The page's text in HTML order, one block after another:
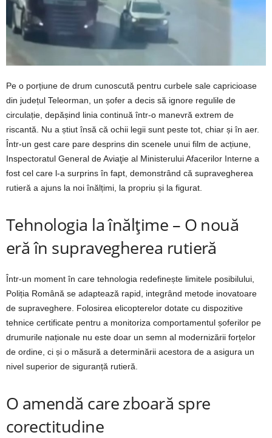
Pe o porțiune de drum cunoscută pentru curbele sale capricioase
din județul Teleorman, un șofer a decis să ignore regulile de
circulație, depășind linia continuă într-o manevră extrem de
riscantă. Nu a știut însă că ochii legii sunt peste tot, chiar și în aer.
Într-un gest care pare desprins din scenele unui film de acțiune,
Inspectoratul General de Aviaţie al Ministerului Afacerilor Interne a
fost cel care l-a surprins în fapt, demonstrând că supravegherea
rutieră a ajuns la noi înălțimi, la propriu și la figurat.
Tehnologia la înălțime – O nouă
eră în supravegherea rutieră
Într-un moment în care tehnologia redefinește limitele posibilului,
Poliția Română se adaptează rapid, integrând metode inovatoare
de supraveghere. Folosirea elicopterelor dotate cu dispozitive
tehnice certificate pentru a monitoriza comportamentul șoferilor pe
drumurile naționale nu este doar un semn al modernizării forțelor
de ordine, ci și o măsură a determinării acestora de a asigura un
nivel superior de siguranță rutieră.
O amendă care zboară spre
corectitudine